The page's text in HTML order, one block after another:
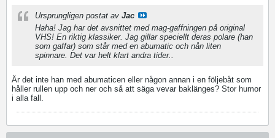
Ursprungligen postat av Jac
Haha! Jag har det avsnittet med mag-gaffningen på original
VHS! En riktig klassiker. Jag gillar speciellt deras polare (han
som gaffar) som står med en abumatic och nån liten
spinnare. Det var helt klart andra tider..
Är det inte han med abumaticen eller någon annan i en följebåt som
håller rullen upp och ner och så att säga vevar baklänges? Stor humor
i alla fall.